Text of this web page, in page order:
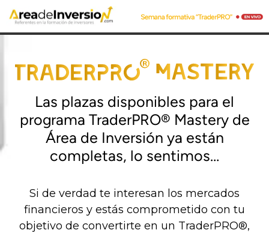
Las plazas disponibles para el
programa TraderPRO® Mastery de
Área de Inversión ya están
completas, lo sentimos…
Si de verdad te interesan los mercados
financieros y estás comprometido con tu
objetivo de convertirte en un TraderPRO®,